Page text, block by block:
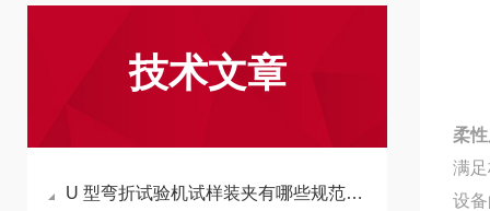
技术文章
U 型弯折试验机试样装夹有哪些规范步骤？
柔
满
设